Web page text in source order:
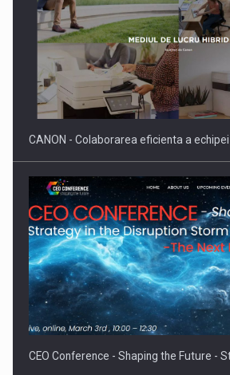
Producatorii si comerciantii care nu se
reglementari…
Proteinmaxxing and the Future of
CANON - Colaborarea eficienta a echipei
CEO Conference - Shaping the Future -